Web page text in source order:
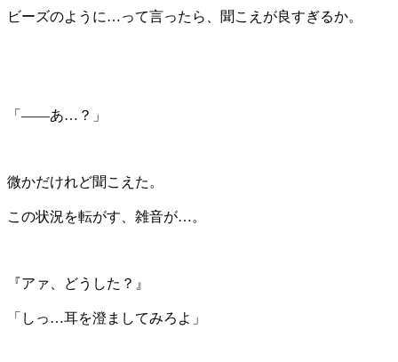
ビーズのように…って言ったら、聞こえが良すぎるか。
「――あ…？」
微かだけれど聞こえた。
この状況を転がす、雑音が…。
『アァ、どうした？』
「しっ…耳を澄ましてみろよ」